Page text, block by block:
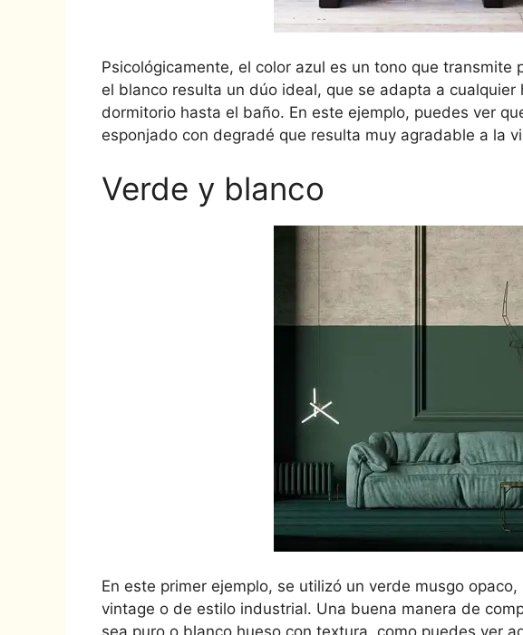
Psicológicamente, el color azul es un tono que transmite
el blanco resulta un dúo ideal, que se adapta a
dormitorio hasta el baño. En este ejemplo, puedes ver
esponjado con degradé que resulta muy agradable a la
Verde y blanco
En este primer ejemplo, se utilizó un verde musgo
vintage o de estilo industrial. Una buena manera de
sea puro o blanco hueso con textura, como puedes ver